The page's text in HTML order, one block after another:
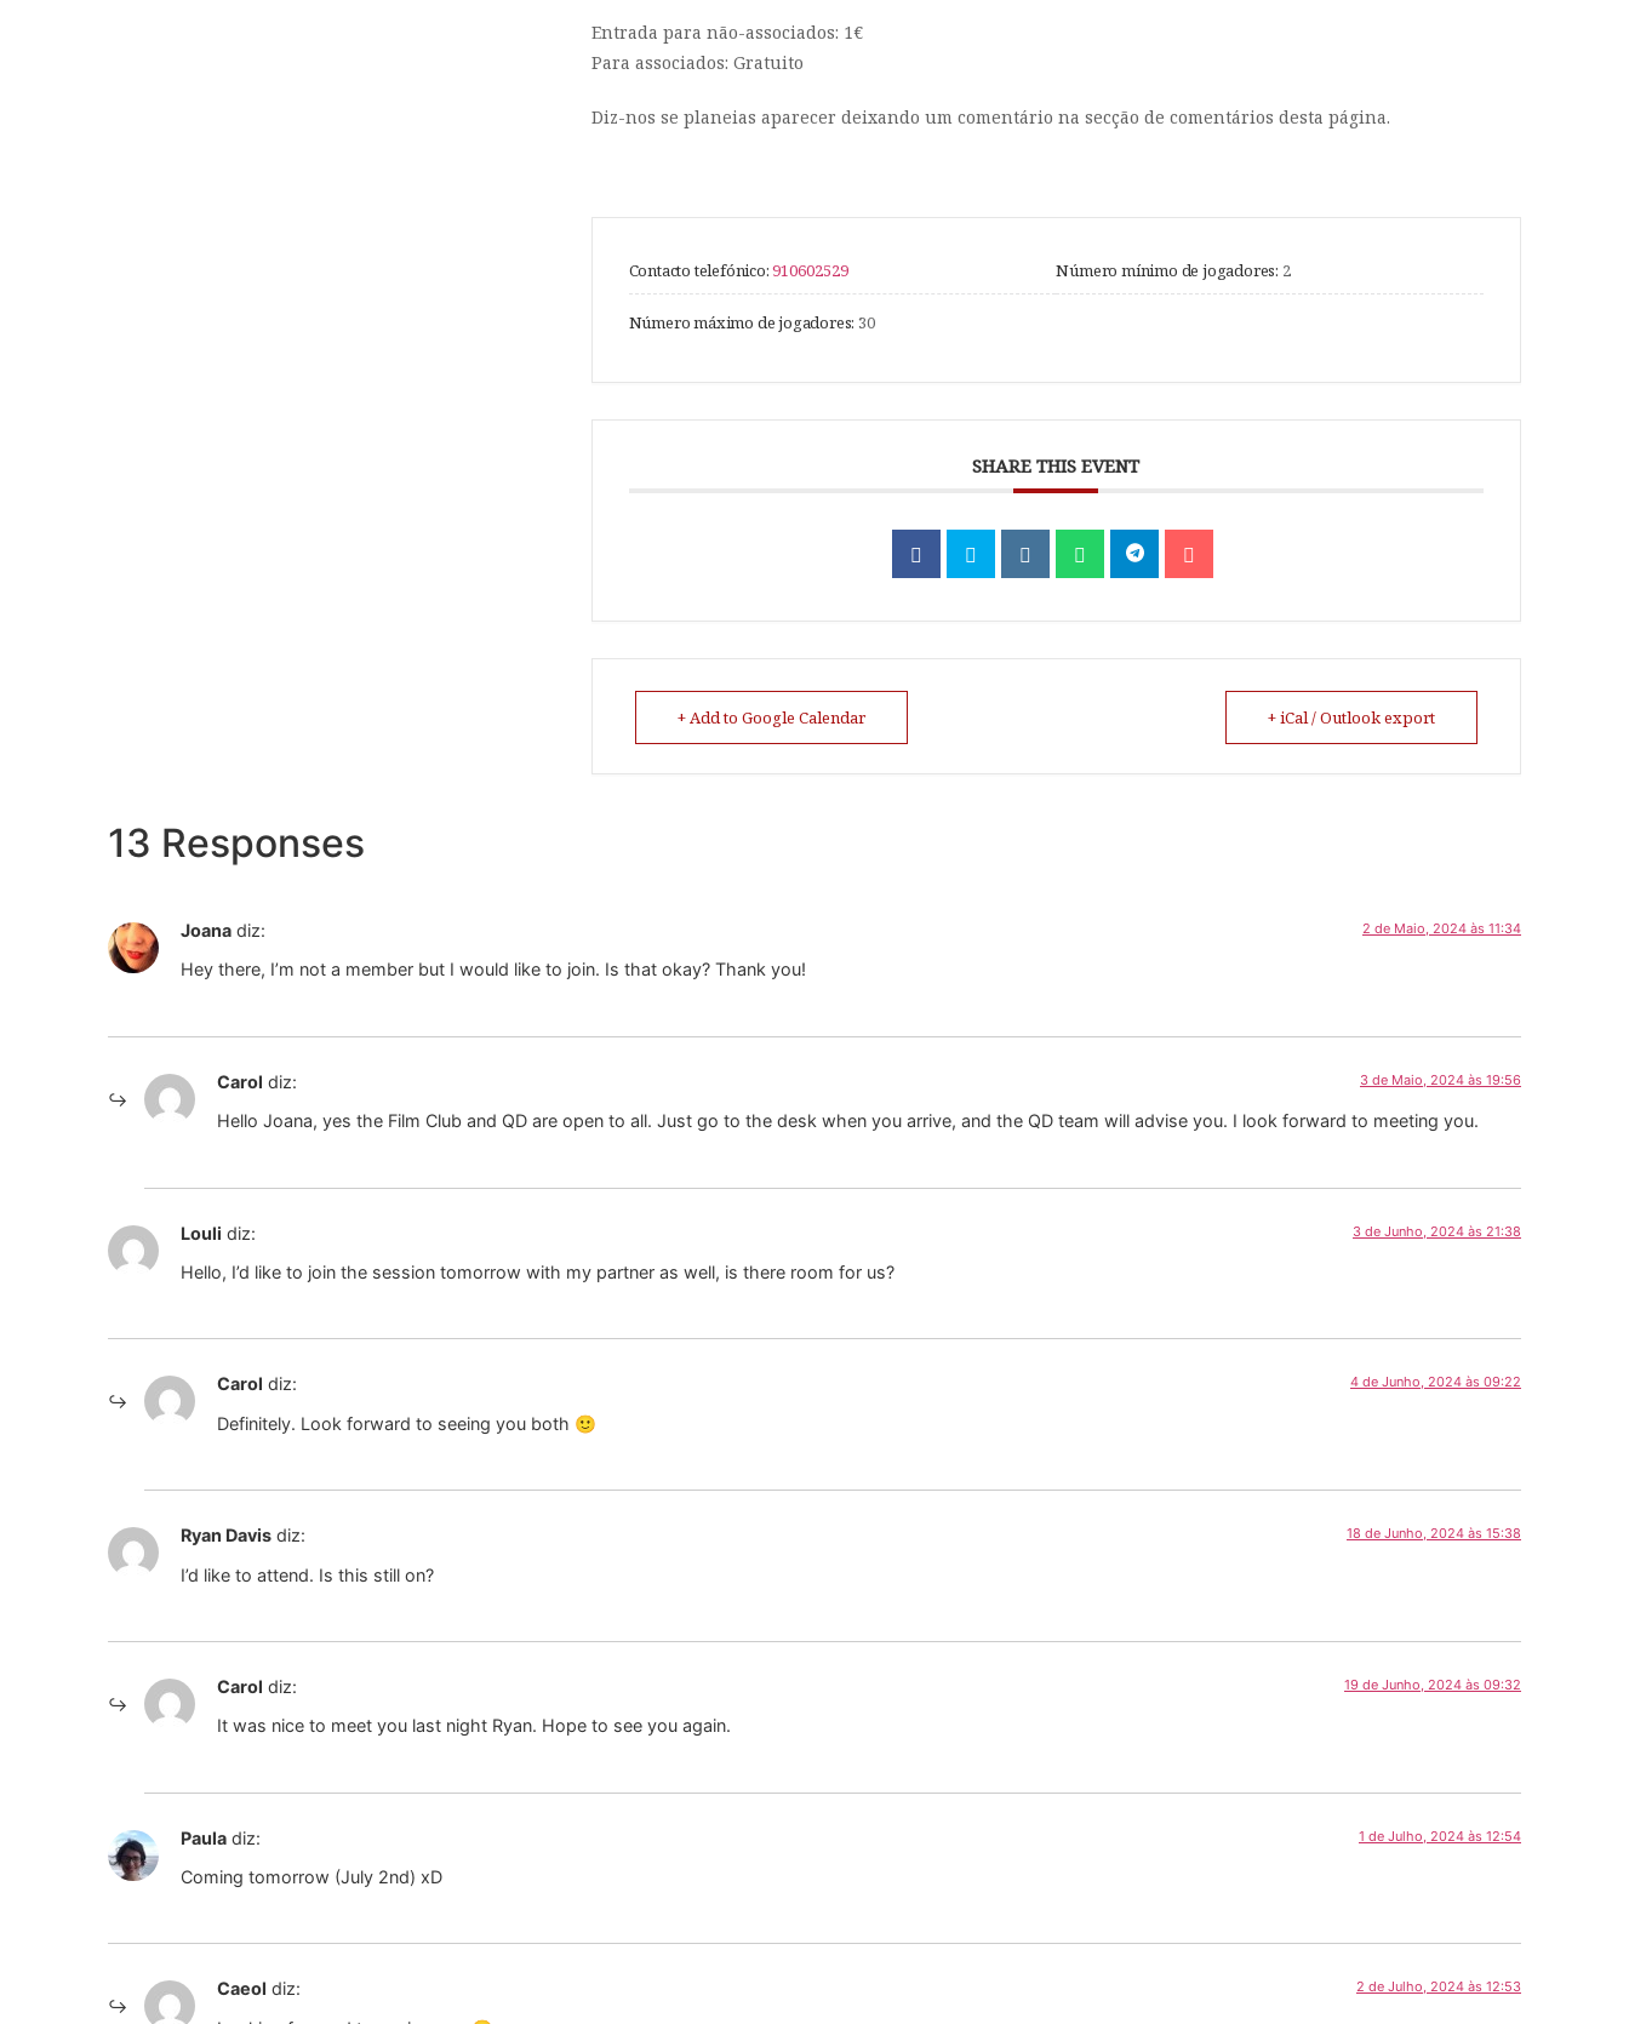
Entrada para não-associados: 1€
Para associados: Gratuito
Diz-nos se planeias aparecer deixando um comentário na secção de comentários desta página.
Contacto telefónico:910602529 Número mínimo de jogadores: 2
Número máximo de jogadores:30
SHARE THIS EVENT
+ Add to Google Calendar + iCal / Outlook export
13 Responses
Joana diz: 2 de Maio, 2024 às 11:34
Hey there, I’m not a member but I would like to join. Is that okay? Thank you!
Carol diz: 3 de Maio, 2024 às 19:56
Hello Joana, yes the Film Club and QD are open to all. Just go to the desk when you arrive, and the QD team will advise you. I look forward to meeting you.
Louli diz: 3 de Junho, 2024 às 21:38
Hello, I’d like to join the session tomorrow with my partner as well, is there room for us?
Carol diz: 4 de Junho, 2024 às 09:22
Definitely. Look forward to seeing you both 🙂
Ryan Davis diz: 18 de Junho, 2024 às 15:38
I’d like to attend. Is this still on?
Carol diz: 19 de Junho, 2024 às 09:32
It was nice to meet you last night Ryan. Hope to see you again.
Paula diz: 1 de Julho, 2024 às 12:54
Coming tomorrow (July 2nd) xD
Caeol diz: 2 de Julho, 2024 às 12:53